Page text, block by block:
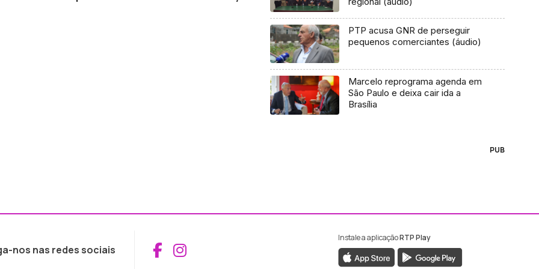
PTP acusa GNR de perseguir
pequenos comerciantes (áudio)
Marcelo reprograma agenda em
São Paulo e deixa cair ida a
Brasília
PUB
nos nas redes sociais Aceder ao Facebook da RTP Madeira
Aceder ao Instagram da RTP Madeira
Instale a aplicaçãoRTP Play